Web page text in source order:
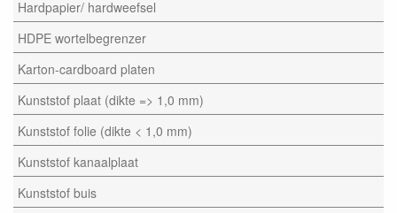
Hardpapier/ hardweefsel
HDPE wortelbegrenzer
Karton-cardboard platen
Kunststof plaat (dikte => 1,0 mm)
Kunststof folie (dikte < 1,0 mm)
Kunststof kanaalplaat
Kunststof buis